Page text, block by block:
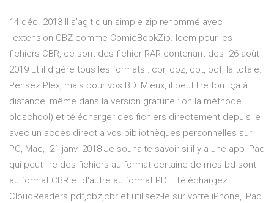
14 déc. 2013 Il s'agit d'un simple zip renommé avec
l'extension CBZ comme ComicBookZip. Idem pour les
fichiers CBR, ce sont des fichier RAR contenant des 26 août
2019 Et il digère tous les formats : cbr, cbz, cbt, pdf, la totale.
Pensez Plex, mais pour vos BD. Mieux, il peut lire tout ça à
distance, même dans la version gratuite : on la méthode
oldschool) et télécharger des fichiers directement depuis le
avec un accès direct à vos bibliothèques personnelles sur
PC, Mac, 21 janv. 2018 Je souhaite savoir si il y a une app iPad
qui peut lire des fichiers au format certaine de mes bd sont
au format CBR et d'autre au format PDF. Téléchargez
CloudReaders pdf,cbz,cbr et utilisez-le sur votre iPhone, iPad